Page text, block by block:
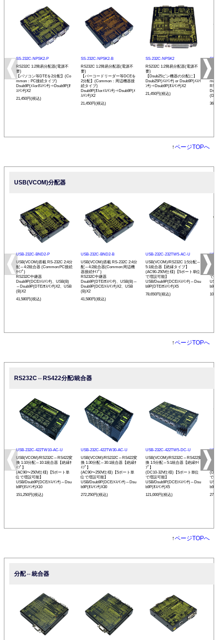
SS-232C-NPSK2-P
RS232C 1:2簡易分配器(電源不
要)
【パソコン等DTEを2分配】(Co
mmon：PC接続タイプ)
Dsub9P(ﾒｽorｵｽ/ｲﾝﾁ)⇒Dsub9P(ｵ
ｽ/ｲﾝﾁ)X2
21,450円(税込)
SS-232C-NPSK2-B
RS232C 1:2簡易分配器(電源不
要)
【バーコードリーダー等DCEを
2分配】(Common：周辺機器接
続タイプ)
Dsub9P(ｵｽorﾒｽ/ｲﾝﾁ)⇒Dsub9P(ﾒ
ｽ/ｲﾝﾁ)X2
21,450円(税込)
SS-232C-NPSK2
RS232C 1:2簡易分配器(電源不
要)
【Dsub25ピン機器の分配に】
Dsub25P(ﾒｽ/ｲﾝﾁ) or Dsub9P(ﾒｽ/ｲ
ﾝﾁ)⇒Dsub9P(ｵｽ/ｲﾝﾁ)X2
21,450円(税込)
SS-
ア
↑ページTOPへ
USB(VCOM)分配器
USB-232C-BND2-P
USB(VCOM)搭載 RS-232C 2:4分
配⇔4:2統合器 (Common:PC接続
ﾀｲﾌﾟ)
RS232C中継器
Dsub9P(DCE/ﾒｽ/ｲﾝﾁ)、USB(B)
⇔Dsub9P(DTE/ｵｽ/ｲﾝﾁ)X2、USB
(B)X2
41,580円(税込)
USB-232C-BND2-B
USB(VCOM)搭載 RS-232C 2:4分
配⇔4:2統合器(Common:周辺機
器接続ﾀｲﾌﾟ)
RS232C中継器
Dsub9P(DTE/ｵｽ/ｲﾝﾁ)、USB(B)⇔
Dsub9P(DCE/ﾒｽ/ｲﾝﾁ)X2、USB
(B)X2
41,580円(税込)
USB-232C-232TW5-AC-U
USB(VCOM)/RS232C 1:5分配⇔
5:1統合器【絶縁タイプ】
(AC90-250V仕様)【5ポート単位
で増設可能】
USB/Dsub9P(DCE/ﾒｽ/ｲﾝﾁ)⇔Dsu
b9P(DTE/ｵｽ/ｲﾝﾁ)X5
78,650円(税込)
で
↑ページTOPへ
RS232C⇔RS422分配/統合器
USB-232C-422TW10-AC-U
USB(VCOM)/RS232C⇔RS422変
換 1:10分配⇔10:1統合器【絶縁ﾀ
ｲﾌﾟ】
(AC90〜250V仕様)【5ポート単
位で増設可能】
USB/Dsub9P(DCE/ﾒｽ/ｲﾝﾁ)⇔Dsu
b9P(ｵｽ/ｲﾝﾁ)X10
151,250円(税込)
USB-232C-422TW30-AC-U
USB(VCOM)/RS232C⇔RS422変
換 1:30分配⇔30:1統合器【絶縁ﾀ
ｲﾌﾟ】
(AC90〜250V仕様)【5ポート単
位で増設可能】
USB/Dsub9P(DCE/ﾒｽ/ｲﾝﾁ)⇔Dsu
b9P(ｵｽ/ｲﾝﾁ)X30
272,250円(税込)
USB-232C-422TW5-DC-U
USB(VCOM)/RS232C⇔RS422変
換 1:5分配⇔5:1統合器【絶縁ﾀｲ
ﾌﾟ】
(DC10-32V仕様)【5ポート単位
で増設可能】
USB/Dsub9P(DCE/ﾒｽ/ｲﾝﾁ)⇔Dsu
b9P(ｵｽ/ｲﾝﾁ)X5
121,000円(税込)
換
で
↑ページTOPへ
分配⇔統合器